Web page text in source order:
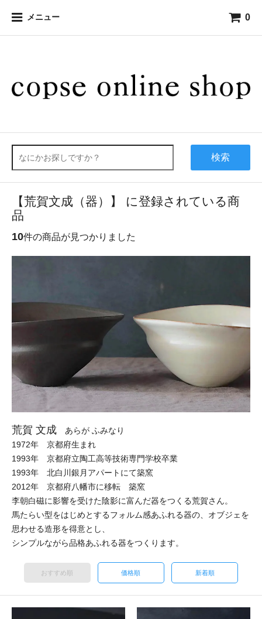
メニュー 0
検索
【荒賀文成（器）】 に登録されている商
品
10件の商品が見つかりました
荒賀 文成 あらが ふみなり
1972年 京都府生まれ
1993年 京都府立陶工高等技術専門学校卒業
1993年 北白川銀月アパートにて築窯
2012年 京都府八幡市に移転 築窯
李朝白磁に影響を受けた陰影に富んだ器をつくる荒賀さん。
馬たらい型をはじめとするフォルム感あふれる器の、オブジェを
思わせる造形を得意とし、
シンプルながら品格あふれる器をつくります。
おすすめ順 価格順 新着順